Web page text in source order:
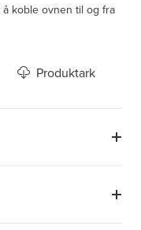
koble ovnen til og fra
Produktark